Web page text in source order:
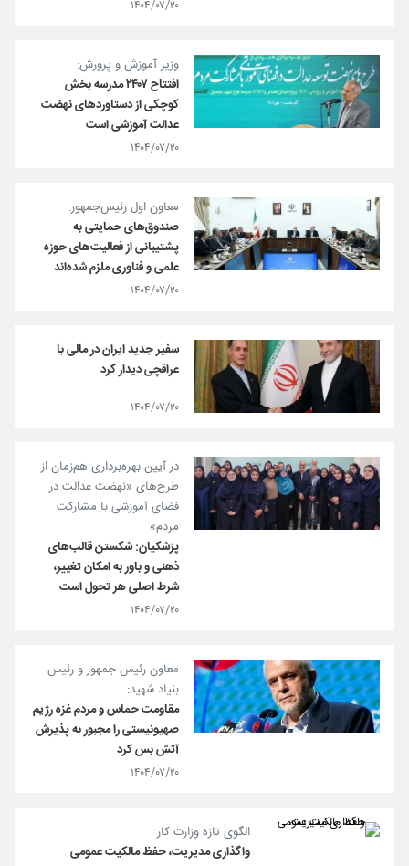
۱۴۰۴/۰۷/۲۰
وزیر آموزش و پرورش:
افتتاح ۲۴۰۷ مدرسه بخش
کوچکی از دستاوردهای نهضت
عدالت آموزشی است
۱۴۰۴/۰۷/۲۰
معاون اول رئیس‌جمهور:
صندوق‌های حمایتی به
پشتیبانی از فعالیت‌های حوزه
علمی و فناوری ملزم شده‌اند
۱۴۰۴/۰۷/۲۰
سفیر جدید ایران در مالی با
عراقچی دیدار کرد
۱۴۰۴/۰۷/۲۰
در آیین بهره‌برداری هم‌زمان از
طرح‌های «نهضت عدالت در
فضای آموزشی با مشارکت
مردم»
پزشکیان: شکستن قالب‌های
ذهنی و باور به امکان تغییر،
شرط اصلی هر تحول است
۱۴۰۴/۰۷/۲۰
معاون رئیس جمهور و رئیس
بنیاد شهید:
مقاومت حماس و مردم غزه رژیم
صهیونیستی را مجبور به پذیرش
آتش بس کرد
۱۴۰۴/۰۷/۲۰
الگوی تازه وزارت کار
واگذاری مدیریت، حفظ مالکیت عمومی